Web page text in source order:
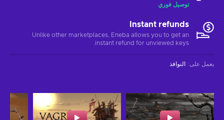
توصيل فوري
Instant refunds
Unlike other marketplaces, Eneba allows you to get an
instant refund for unviewed keys.
يعمل على: النوافذ